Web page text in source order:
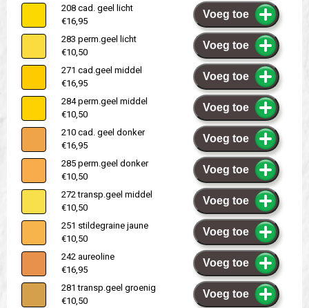
208 cad. geel licht
€16,95
Voeg toe
283 perm.geel licht
€10,50
Voeg toe
271 cad.geel middel
€16,95
Voeg toe
284 perm.geel middel
€10,50
Voeg toe
210 cad. geel donker
€16,95
Voeg toe
285 perm.geel donker
€10,50
Voeg toe
272 transp.geel middel
€10,50
Voeg toe
251 stildegraine jaune
€10,50
Voeg toe
242 aureoline
€16,95
Voeg toe
281 transp.geel groenig
€10,50
Voeg toe